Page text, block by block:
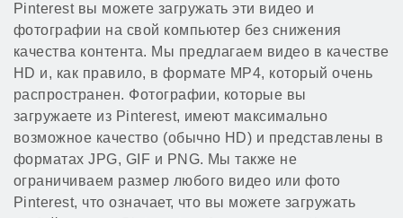
Pinterest вы можете загружать эти видео и
фотографии на свой компьютер без снижения
качества контента. Мы предлагаем видео в качестве
HD и, как правило, в формате MP4, который очень
распространен. Фотографии, которые вы
загружаете из Pinterest, имеют максимально
возможное качество (обычно HD) и представлены в
форматах JPG, GIF и PNG. Мы также не
ограничиваем размер любого видео или фото
Pinterest, что означает, что вы можете загружать